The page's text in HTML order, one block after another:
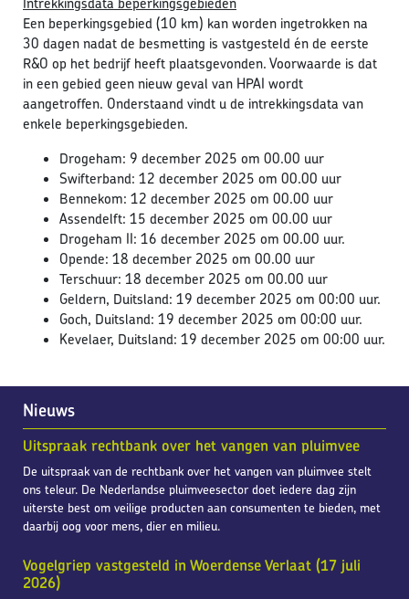
Nieuws
Uitspraak rechtbank over het vangen van pluimvee
De uitspraak van de rechtbank over het vangen van pluimvee stelt
ons teleur. De Nederlandse pluimveesector doet iedere dag zijn
uiterste best om veilige producten aan consumenten te bieden, met
daarbij oog voor mens, dier en milieu.
Vogelgriep vastgesteld in Woerdense Verlaat (17 juli
2026)
Een beperkingsgebied (10 km) kan worden ingetrokken na
30 dagen nadat de besmetting is vastgesteld én de eerste
R&O op het bedrijf heeft plaatsgevonden. Voorwaarde is dat
in een gebied geen nieuw geval van HPAI wordt
aangetroffen. Onderstaand vindt u de intrekkingsdata van
enkele beperkingsgebieden.
Drogeham: 9 december 2025 om 00.00 uur
Swifterband: 12 december 2025 om 00.00 uur
Bennekom: 12 december 2025 om 00.00 uur
Assendelft: 15 december 2025 om 00.00 uur
Drogeham II: 16 december 2025 om 00.00 uur.
Opende: 18 december 2025 om 00.00 uur
Terschuur: 18 december 2025 om 00.00 uur
Geldern, Duitsland: 19 december 2025 om 00:00 uur.
Goch, Duitsland: 19 december 2025 om 00:00 uur.
Kevelaer, Duitsland: 19 december 2025 om 00:00 uur.